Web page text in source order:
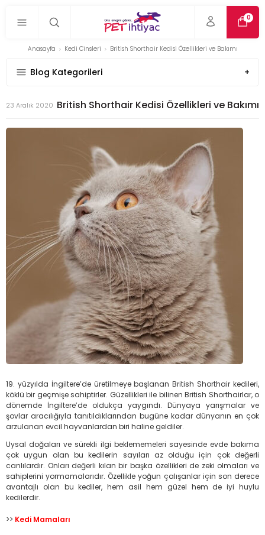
0
Anasayfa Kedi Cinsleri British Shorthair Kedisi Özellikleri ve Bakımı
Blog Kategorileri
British Shorthair Kedisi Özellikleri ve Bakımı
23 Aralık 2020
19. yüzyılda İngiltere’de üretilmeye başlanan British Shorthair kedileri,
köklü bir geçmişe sahiptirler. Güzellikleri ile bilinen British Shorthairlar, o
dönemde İngiltere’de oldukça yaygındı. Dünyaya yarışmalar ve
şovlar aracılığıyla tanıtıldıklarından bugüne kadar dünyanın en çok
arzulanan evcil hayvanlardan biri haline geldiler.
Uysal doğaları ve sürekli ilgi beklememeleri sayesinde evde bakıma
çok uygun olan bu kedilerin sayıları az olduğu için çok değerli
canlılardır. Onları değerli kılan bir başka özellikleri de zeki olmaları ve
sahiplerini yormamalarıdır. Özellikle yoğun çalışanlar için son derece
avantajlı olan bu kediler, hem asil hem güzel hem de iyi huylu
kedilerdir.
>> Kedi Mamaları